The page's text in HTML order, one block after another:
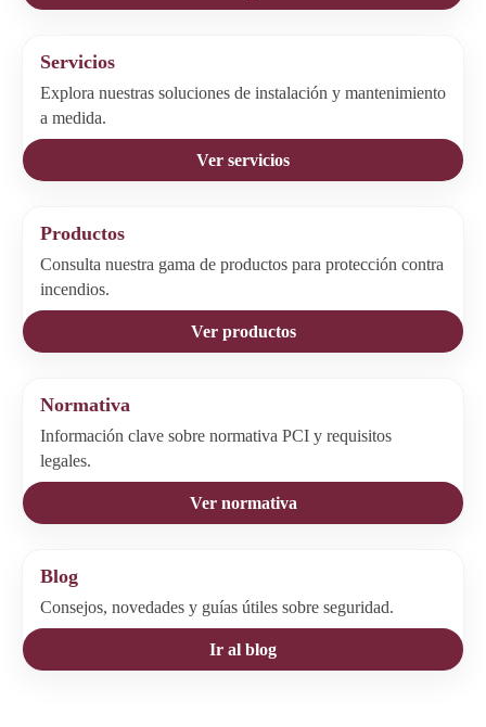
Servicios
Explora nuestras soluciones de instalación y mantenimiento
a medida.
Ver servicios
Productos
Consulta nuestra gama de productos para protección contra
incendios.
Ver productos
Normativa
Información clave sobre normativa PCI y requisitos
legales.
Ver normativa
Blog
Consejos, novedades y guías útiles sobre seguridad.
Ir al blog